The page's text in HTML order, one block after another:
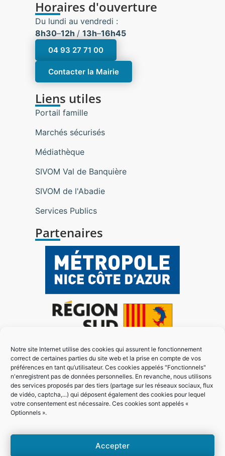
Notre site Internet utilise des cookies qui assurent le fonctionnement
correct de certaines parties du site web et la prise en compte de vos
préférences en tant qu’utilisateur. Ces cookies appelés "Fonctionnels"
n'enregistrent pas de données personnelles. En revanche, nous utilisons
des services proposés par des tiers (partage sur les réseaux sociaux, flux
de vidéo, captcha,...) qui déposent également des cookies pour lequel
votre consentement est nécessaire. Ces cookies sont appelés «
Optionnels ».
Accepter
Horaires d'ouverture
Du lundi au vendredi :
8h30–12h / 13h–16h45
04 93 27 71 00
Contacter la Mairie
Liens utiles
Portail famille
Marchés sécurisés
Médiathèque
SIVOM Val de Banquière
SIVOM de l'Abadie
Services Publics
Partenaires